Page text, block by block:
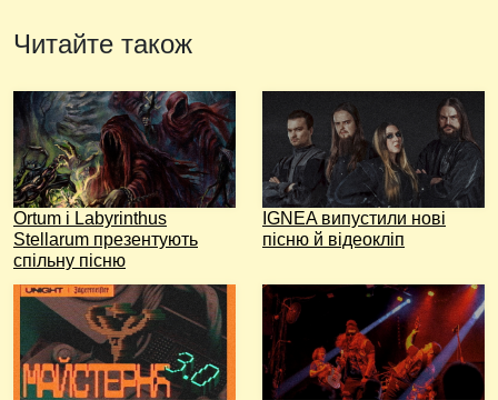
Читайте також
Ortum і Labyrinthus
Stellarum презентують
спільну пісню
IGNEA випустили нові
пісню й відеокліп